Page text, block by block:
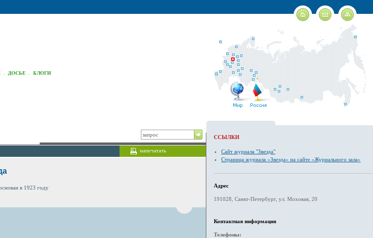
ДОСЬЕ БЛОГИ
напечатать
в 1923 году
ССЫЛКИ
Сайт журнала "Звезда"
Страница журнала «Звезда» на сайте «Журнального зала»
Адрес
191028, Санкт-Петербург, ул. Моховая, 20
Контактная информация
Телефоны: